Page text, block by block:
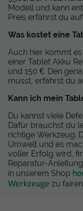
Modell und kann
Preis erfährst du
Was kostet eine
Auch hier kommt
einer Tablet Akku
und 150 €. Den
musst, erfährst du
Kann ich mein
Du kannst viele
Dafür brauchst du
richtige Werkzeug.
Umwelt und es
voller Erfolg wird,
Reparatur-
in unserem Shop
Werkzeuge zu